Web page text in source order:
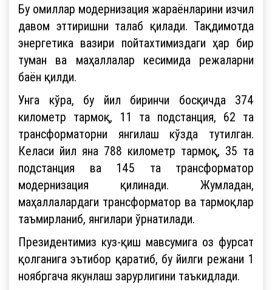
Бу омиллар модернизация жараёнларини изчил
давом эттиришни талаб қилади. Тақдимотда
энергетика вазири пойтахтимиздаги ҳар бир
туман ва маҳаллалар кесимида режаларни
баён қилди.
Унга кўра, бу йил биринчи босқичда 374
километр тармоқ, 11 та подстанция, 62 та
трансформаторни янгилаш кўзда тутилган.
Келаси йил яна 788 километр тармоқ, 35 та
подстанция ва 145 та трансформатор
модернизация қилинади. Жумладан,
маҳаллалардаги трансформатор ва тармоқлар
таъмирланиб, янгилари ўрнатилади.
Президентимиз куз-қиш мавсумига оз фурсат
қолганига эътибор қаратиб, бу йилги режани 1
ноябргача якунлаш зарурлигини таъкидлади.